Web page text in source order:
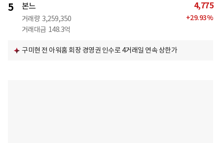
5 본느
거래량 3,259,350
거래대금 148.3억
4,775
+29.93%
구미현 전 아워홈 회장 경영권 인수로 4거래일 연속 상한가